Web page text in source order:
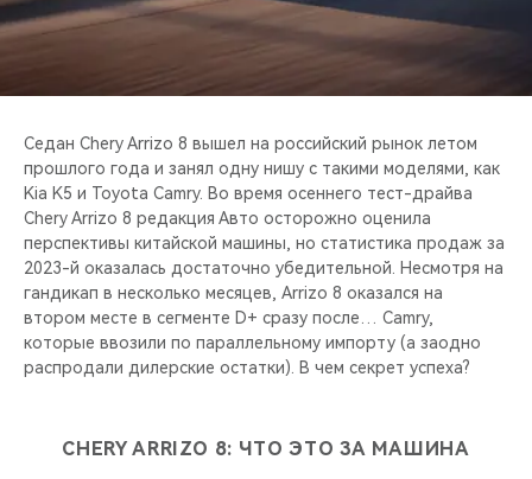
ВИДЕООБЗОРЫ
CHERY ДЛЯ ДЕТЕЙ
Седан Chery Arrizo 8 вышел на российский рынок летом
прошлого года и занял одну нишу с такими моделями, как
Kia K5 и Toyota Camry. Во время осеннего тест-драйва
Chery Arrizo 8 редакция Авто осторожно оценила
перспективы китайской машины, но статистика продаж за
2023-й оказалась достаточно убедительной. Несмотря на
гандикап в несколько месяцев, Arrizo 8 оказался на
втором месте в сегменте D+ сразу после… Camry,
которые ввозили по параллельному импорту (а заодно
распродали дилерские остатки). В чем секрет успеха?
CHERY ARRIZO 8: ЧТО ЭТО ЗА МАШИНА